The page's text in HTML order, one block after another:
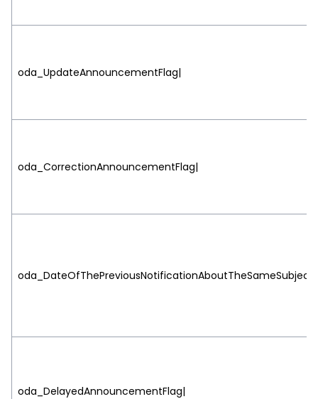
oda_UpdateAnnouncementFlag|
oda_CorrectionAnnouncementFlag|
oda_DateOfThePreviousNotificationAboutTheSameSubject|
oda_DelayedAnnouncementFlag|